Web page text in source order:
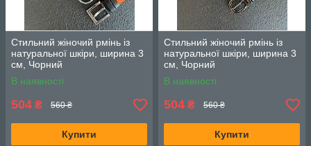
Стильний жіночий рмінь із
натуральної шкіри, ширина 3
см, Чорний
В наявності
504 ₴ 560 ₴
Купити
Стильний жіночий рмінь із
натуральної шкіри, ширина 3
см, Чорний
В наявності
504 ₴ 560 ₴
Купити